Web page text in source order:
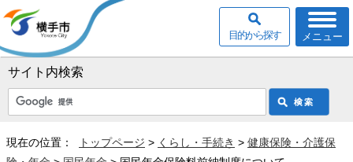
サイト内検索
メニュー
目的から探す
現在の位置： トップページ > くらし・手続き > 健康保険・介護保